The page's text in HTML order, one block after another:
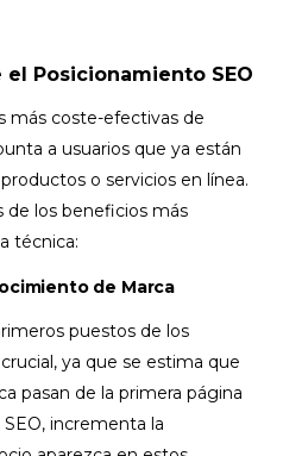
Posicionamiento SEO
más coste-efectivas de
a usuarios que ya están
o servicios en línea.
de los beneficios más
técnica:
de Marca
puestos de los
ya que se estima que
pasan de la primera página
incrementa la